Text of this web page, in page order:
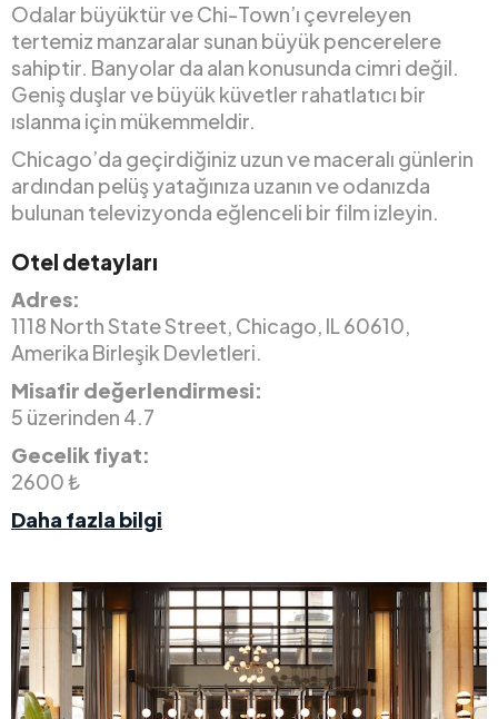
Odalar büyüktür ve Chi-Town’ı çevreleyen
tertemiz manzaralar sunan büyük pencerelere
sahiptir. Banyolar da alan konusunda cimri değil.
Geniş duşlar ve büyük küvetler rahatlatıcı bir
ıslanma için mükemmeldir.
Chicago’da geçirdiğiniz uzun ve maceralı günlerin
ardından pelüş yatağınıza uzanın ve odanızda
bulunan televizyonda eğlenceli bir film izleyin.
Otel detayları
Adres:
1118 North State Street, Chicago, IL 60610,
Amerika Birleşik Devletleri.
Misafir değerlendirmesi:
5 üzerinden 4.7
Gecelik fiyat:
2600 ₺
Daha fazla bilgi